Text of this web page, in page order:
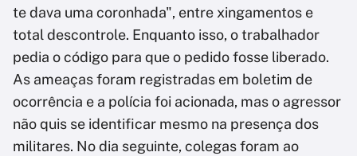
te dava uma coronhada", entre xingamentos e
total descontrole. Enquanto isso, o trabalhador
pedia o código para que o pedido fosse liberado.
As ameaças foram registradas em boletim de
ocorrência e a polícia foi acionada, mas o agressor
não quis se identificar mesmo na presença dos
militares. No dia seguinte, colegas foram ao